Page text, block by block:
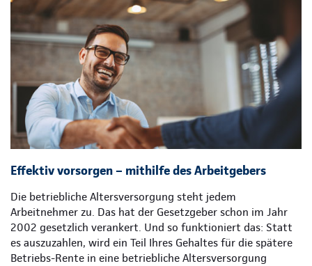
Effektiv vorsorgen – mithilfe des Arbeitgebers
Die betriebliche Altersversorgung steht jedem
Arbeitnehmer zu. Das hat der Gesetzgeber schon im Jahr
2002 gesetzlich verankert. Und so funktioniert das: Statt
es auszuzahlen, wird ein Teil Ihres Gehaltes für die spätere
Betriebs-Rente in eine betriebliche Altersversorgung